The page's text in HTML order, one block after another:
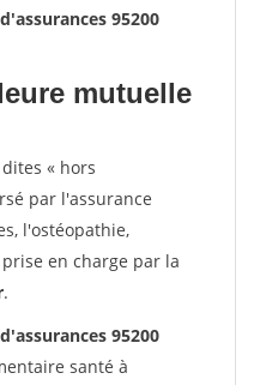
95200
mutuelle
« hors
par l'assurance
l'ostéopathie,
en charge par la
.
95200
santé à